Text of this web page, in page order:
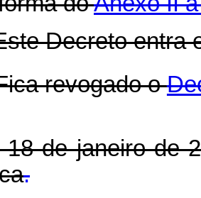
Decreto entra
revogado o
de janeiro de
.